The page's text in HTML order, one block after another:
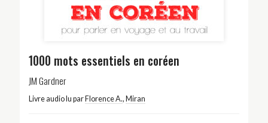
1000 mots essentiels en coréen
JM Gardner
Livre audio lu par Florence A., Miran